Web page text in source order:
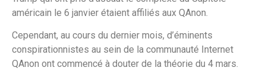
américain le 6 janvier étaient affiliés aux QAnon.
Cependant, au cours du dernier mois, d’éminents
conspirationnistes au sein de la communauté Internet
QAnon ont commencé à douter de la théorie du 4 mars.